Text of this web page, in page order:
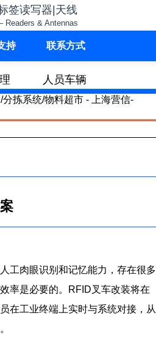
签读写器|天线
Readers & Antennas
持 联系方式
人员车辆
工肉眼识别和记忆能力，存在很多
率是必要的。RFID叉车改装将在
在工业终端上实时与系统对接，从